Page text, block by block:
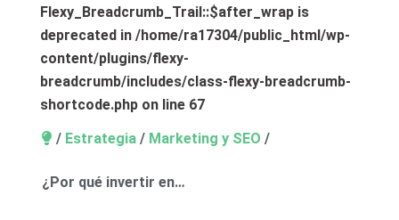
Flexy_Breadcrumb_Trail::$after_wrap is
deprecated in /home/ra17304/public_html/wp-
content/plugins/flexy-
breadcrumb/includes/class-flexy-breadcrumb-
shortcode.phpon line 67
/ Estrategia / Marketing y SEO /
¿Por qué invertir en…